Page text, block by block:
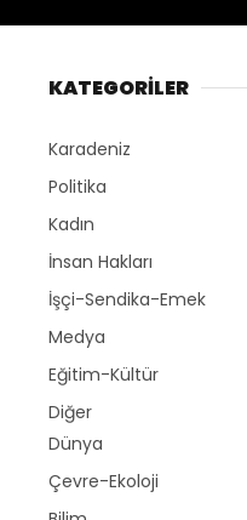
KATEGORİLER
Karadeniz
Politika
Kadın
İnsan Hakları
İşçi-Sendika-Emek
Medya
Eğitim-Kültür
Diğer
Dünya
Çevre-Ekoloji